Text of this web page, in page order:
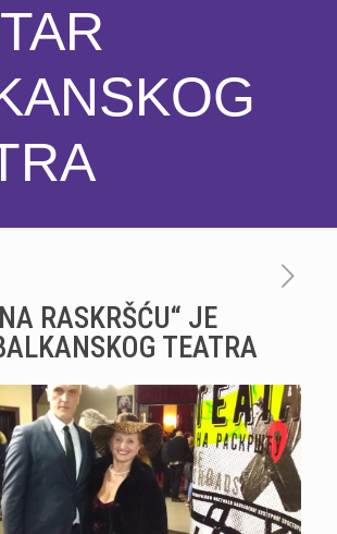
RASKRŠĆU“ JE
TEATRA